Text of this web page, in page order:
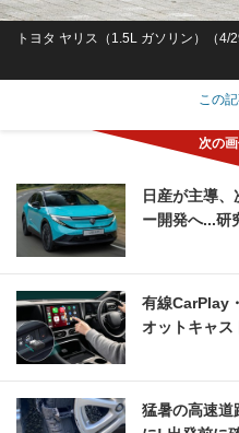
トヨタ ヤリス（1.5L ガソリン）（4/
この
日産が主導
ー開発へ...研
有線CarPlay
オットキャス
猛暑の高速道